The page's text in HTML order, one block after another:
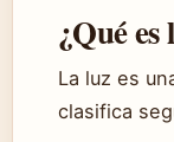
¿Qué
La luz es
clasifica